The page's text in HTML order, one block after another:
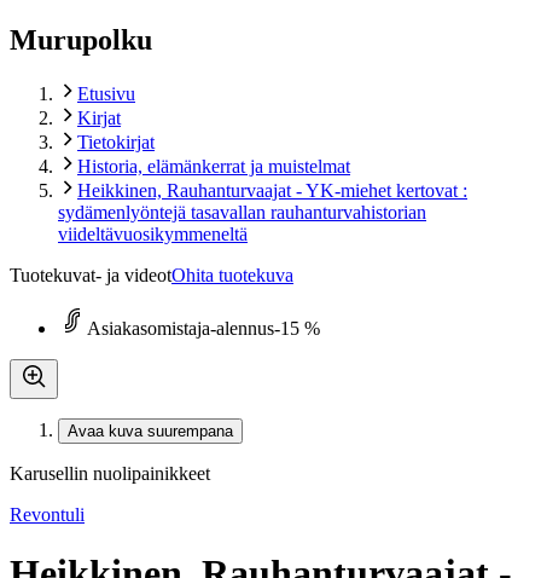
Murupolku
Etusivu
Kirjat
Tietokirjat
Historia, elämänkerrat ja muistelmat
Heikkinen, Rauhanturvaajat - YK-miehet kertovat :
sydämenlyöntejä tasavallan rauhanturvahistorian
viideltävuosikymmeneltä
Tuotekuvat- ja videotOhita tuotekuva
Asiakasomistaja-alennus-15 %
Avaa kuva suurempana
Karusellin nuolipainikkeet
Revontuli